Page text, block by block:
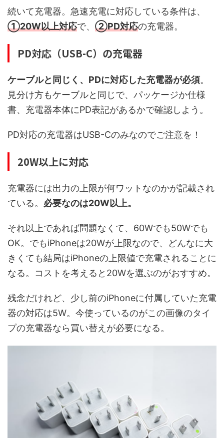
続いて充電器。急速充電に対応している条件は、
①20W以上対応で、 ②PD対応の充電器。
PD対応（USB-C）の充電器
ケーブルと同じく、PDに対応した充電器が必須。
見分け方もケーブルと同じで、パッケージか仕様
書、充電器本体にPD表記があるかで確認しよう。
PD対応の充電器はUSB-Cのみなのでご注意を！
20W以上に対応
充電器には出力の上限が何ワットなのかが記載され
ている。 必要なのは20W以上。
それ以上であれば問題なくて、60Wでも50Wでも
OK。でもiPhoneは20Wが上限なので、どんなに大
きくても結局はiPhoneの上限値で充電されることに
なる。コストを考えると20Wを選ぶのがおすすめ。
残念だけれど、少し前のiPhoneに付属していた充電
器の対応は5W。今使っているのがこの画像のタイ
プの充電器なら買い替えが必要になる。